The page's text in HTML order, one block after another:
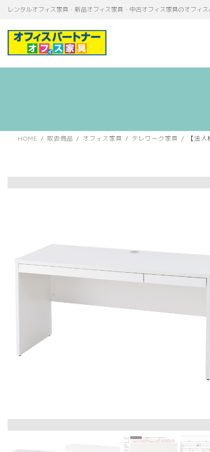
テ
ゲ
レンタルオフィス家具・新品オフィス家具・中古オフィス家具のオフィ
HOME 取扱商品 オフィス家具 テレワーク家具 【法